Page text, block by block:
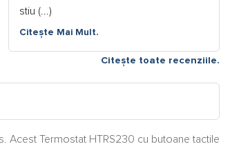
stiu (...)
Citește Mai Mult.
Citește toate recenziile.
Acest Termostat HTRS230 cu butoane tactile